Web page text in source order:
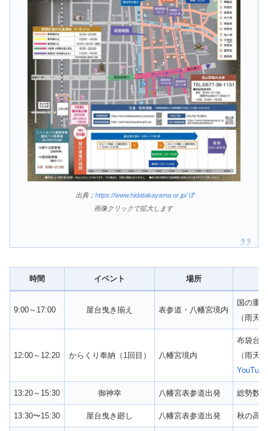
出典； https://www.hidatakayama.or.jp/
画像クリックで拡大します
時間 イベント 場所
9:00～17:00 屋台曳き揃え 表参道・八幡宮境内
国の重
（雨天
12:00～12:20 からくり奉納（1回目） 八幡宮境内
布袋台
（雨天
YouTube
13:20～15:30 御神幸 八幡宮表参道出発 総勢数
13:30〜15:30 屋台曳き廻し 八幡宮表参道出発 秋の高